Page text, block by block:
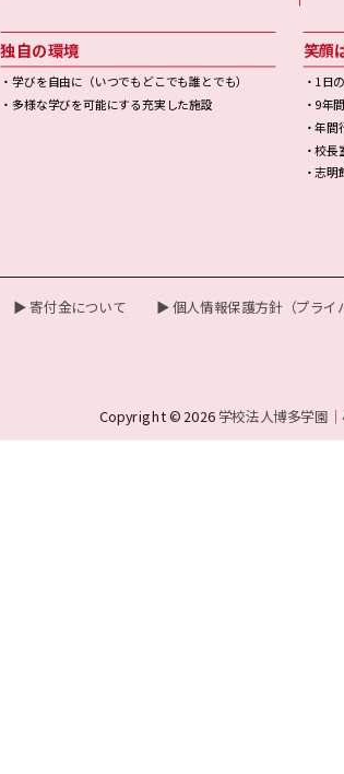
独自の環境
・学びを自由に（いつでもどこでも誰とでも）
・多様な学びを可能にする充実した施設
笑顔
・1日
・9年
・年間
・校長
・志明
▶ 寄付金について ▶ 個人情報保護方針（プライ
Copyright © 2026 学校法人博多学園